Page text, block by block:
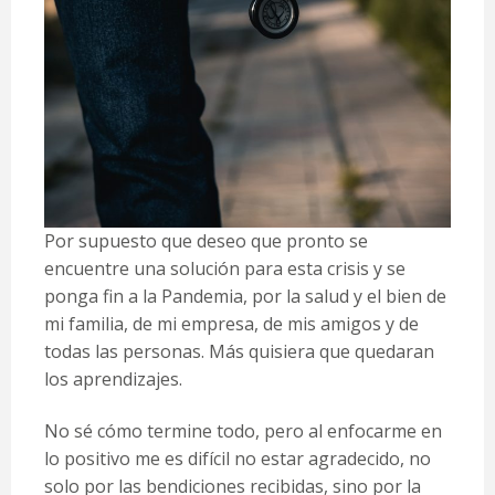
Por supuesto que deseo que pronto se
encuentre una solución para esta crisis y se
ponga fin a la Pandemia, por la salud y el bien de
mi familia, de mi empresa, de mis amigos y de
todas las personas. Más quisiera que quedaran
los aprendizajes.
No sé cómo termine todo, pero al enfocarme en
lo positivo me es difícil no estar agradecido, no
solo por las bendiciones recibidas, sino por la